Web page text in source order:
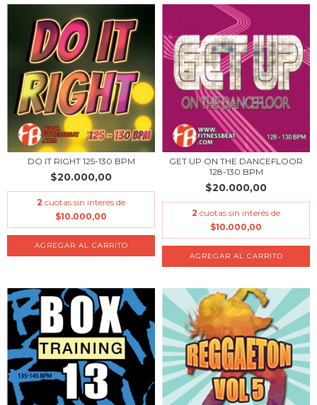
DO IT RIGHT 125-130 BPM
$20.000,00
2 cuotas sin interés de
$10.000,00
GET UP ON THE DANCEFLOOR
128-130 BPM
$20.000,00
2 cuotas sin interés de
$10.000,00